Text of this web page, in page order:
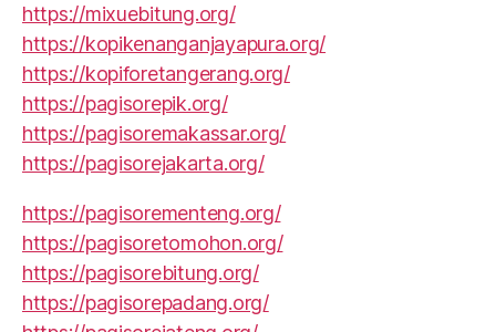
https://mixuebitung.org/
https://kopikenanganjayapura.org/
https://kopiforetangerang.org/
https://pagisorepik.org/
https://pagisoremakassar.org/
https://pagisorejakarta.org/
https://pagisorementeng.org/
https://pagisoretomohon.org/
https://pagisorebitung.org/
https://pagisorepadang.org/